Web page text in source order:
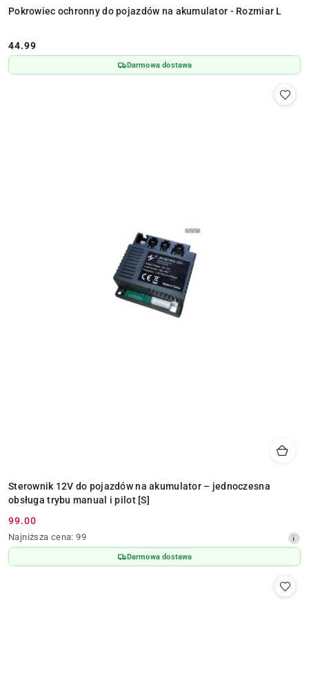
Pokrowiec ochronny do pojazdów na akumulator - Rozmiar L
Cena:
44.99
Darmowa dostawa
Sterownik 12V do pojazdów na akumulator – jednoczesna
obsługa trybu manual i pilot [S]
Cena
promocyjna:
99.00
Najniższa
cena
z
Najniższa cena: 99
Darmowa dostawa